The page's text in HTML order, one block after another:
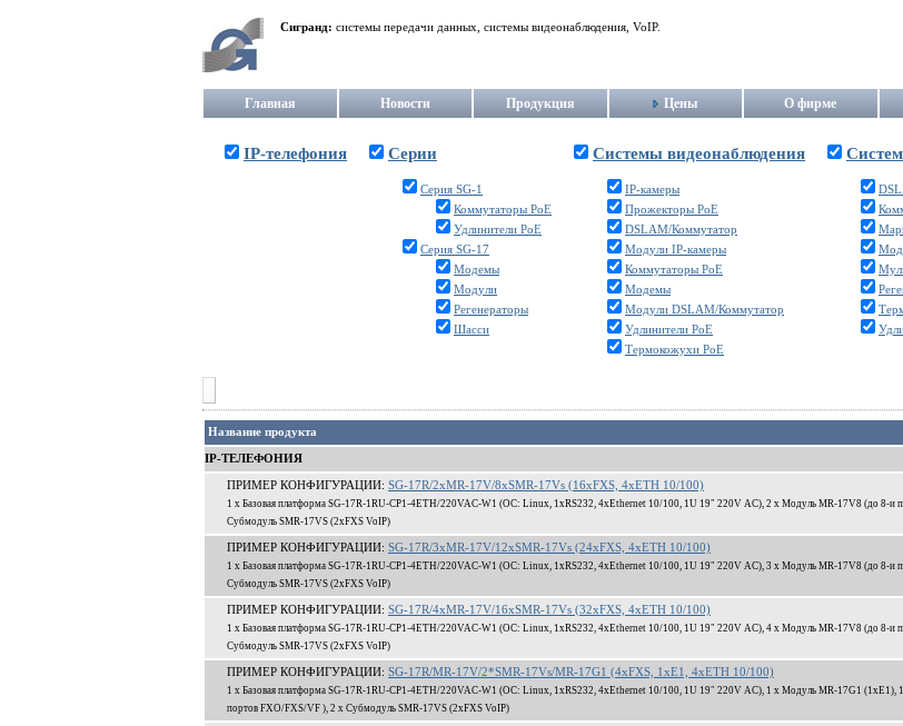
Сигранд: системы передачи данных, системы видеонаблюдения, VoIP.
Главная Новости Продукция Цены О фирме
IP-телефония Серии
Серия SG-1
Коммутаторы PoE
Удлинители PoE
Серия SG-17
Модемы
Модули
Регенераторы
Шасси
Системы видеонаблюдения
IP-камеры
Прожекторы PoE
DSLAM/Коммутатор
Модули IP-камеры
Коммутаторы PoE
Модемы
Модули DSLAM/Коммутатор
Удлинители PoE
Термокожухи PoE
Название продукта
IP-ТЕЛЕФОНИЯ
ПРИМЕР КОНФИГУРАЦИИ: SG-17R/2xMR-17V/8xSMR-17Vs (16xFXS, 4xETH 10/100)
1 x Базовая платформа SG-17R-1RU-CP1-4ETH/220VAC-W1 (ОС: Linux, 1xRS232, 4xEthernet 10/100, 1U 19" 220V AC), 2 x Модуль MR-17V8 (до 8-и
Субмодуль SMR-17VS (2xFXS VoIP)
ПРИМЕР КОНФИГУРАЦИИ: SG-17R/3xMR-17V/12xSMR-17Vs (24xFXS, 4xETH 10/100)
1 x Базовая платформа SG-17R-1RU-CP1-4ETH/220VAC-W1 (ОС: Linux, 1xRS232, 4xEthernet 10/100, 1U 19" 220V AC), 3 x Модуль MR-17V8 (до 8-и
Субмодуль SMR-17VS (2xFXS VoIP)
ПРИМЕР КОНФИГУРАЦИИ: SG-17R/4xMR-17V/16xSMR-17Vs (32xFXS, 4xETH 10/100)
1 x Базовая платформа SG-17R-1RU-CP1-4ETH/220VAC-W1 (ОС: Linux, 1xRS232, 4xEthernet 10/100, 1U 19" 220V AC), 4 x Модуль MR-17V8 (до 8-и
Субмодуль SMR-17VS (2xFXS VoIP)
ПРИМЕР КОНФИГУРАЦИИ: SG-17R/MR-17V/2*SMR-17Vs/MR-17G1 (4xFXS, 1xE1, 4xETH 10/100)
1 x Базовая платформа SG-17R-1RU-CP1-4ETH/220VAC-W1 (ОС: Linux, 1xRS232, 4xEthernet 10/100, 1U 19" 220V AC), 1 x Модуль MR-17G1 (1xЕ1),
портов FXO/FXS/VF ), 2 x Субмодуль SMR-17VS (2xFXS VoIP)